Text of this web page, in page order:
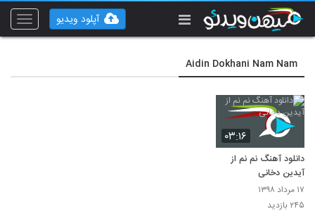
Toggle
آپلود ویدیو
Aidin Dokhani Nam Nam
۰۳:۱۶
دانلود آهنگ نم نم از
آیدین دخانی
۱۷ مرداد ۱۳۹۸
۲۴۵ بازدید